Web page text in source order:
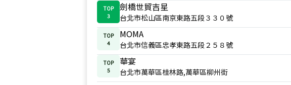
TOP
3
劍橋世貿吉星
台北市松山區南京東路五段３３０號
TOP
4
MOMA
台北市信義區忠孝東路五段２５８號
TOP
5
華宴
台北市萬華區桂林路,萬華區柳州街